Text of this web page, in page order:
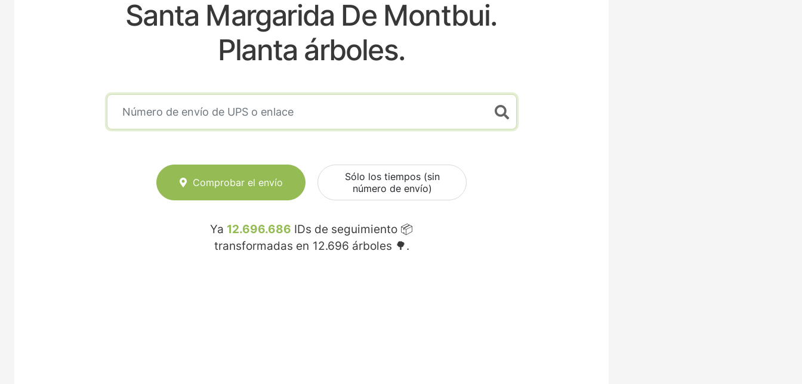
Santa Margarida De Montbui.
Planta árboles.
Comprobar el envío
Sólo los tiempos (sin
número de envío)
Ya 12.696.686 IDs de seguimiento 📦
transformadas en 12.696 árboles 🌳.